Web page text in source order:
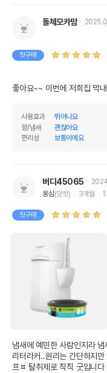
돌체모카맘
첫구매
좋아요~~ 이번에 저희집 막
사용효과
뛰어나요
향/냄새
괜찮아요
편리성
보통이에요
버디45065
옹심(암컷) 3개월
첫구매
냄새에 예민한 사람인지라
리터라커..원리는 간단하지
프ㅍ 탈취제로 칙칙 굿입니다